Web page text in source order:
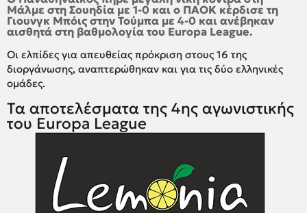
Μάλμε στη Σουηδία με 1-0 και ο ΠΑΟΚ κέρδισε τη
Γιουνγκ Μπόις στην Τούμπα με 4-0 και ανέβηκαν
αισθητά στη βαθμολογία του Europa League.
Οι ελπίδες για απευθείας πρόκριση στους 16 της
διοργάνωσης, αναπτερώθηκαν και για τις δύο ελληνικές
ομάδες.
Τα αποτελέσματα της 4ης αγωνιστικής
του Europa League